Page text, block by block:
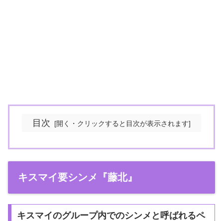
目次
キスマイ要シンメ『藤北』
キスマイのグループ内でのシンメと呼ばれるペ